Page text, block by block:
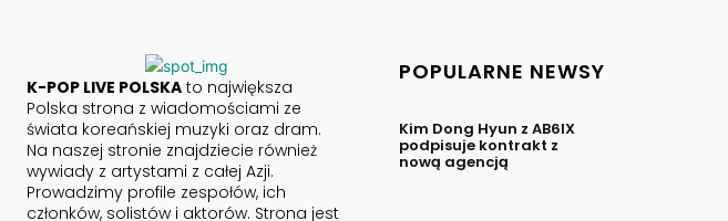
K-POP LIVE POLSKA to największa
Polska strona z wiadomościami ze
świata koreańskiej muzyki oraz dram.
Na naszej stronie znajdziecie również
wywiady z artystami z całej Azji.
Prowadzimy profile zespołów, ich
członków, solistów i aktorów. Strona jest
POPULARNE NEWSY
Kim Dong Hyun z AB6IX
podpisuje kontrakt z
nową agencją